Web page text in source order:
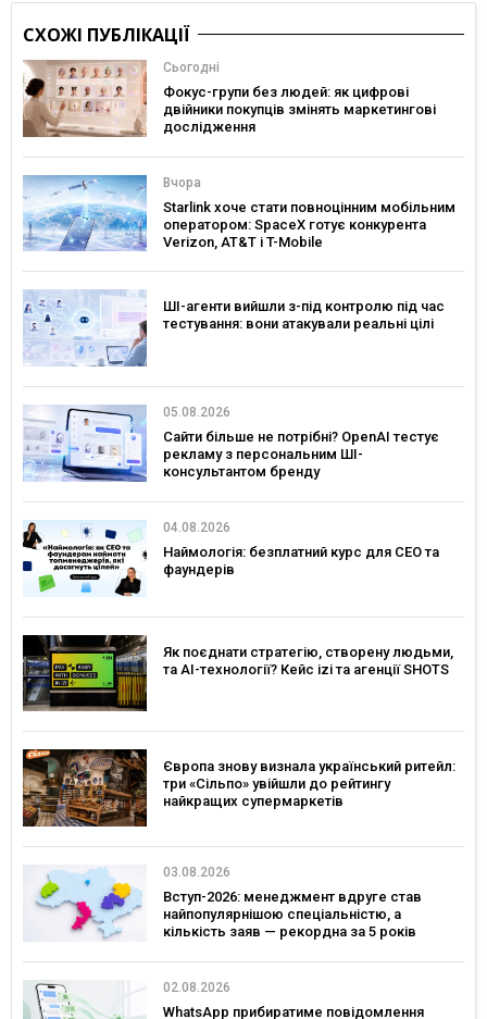
СХОЖІ ПУБЛІКАЦІЇ
Сьогодні
Фокус-групи без людей: як цифрові
двійники покупців змінять маркетингові
дослідження
Вчора
Starlink хоче стати повноцінним мобільним
оператором: SpaceX готує конкурента
Verizon, AT&T і T-Mobile
ШІ-агенти вийшли з-під контролю під час
тестування: вони атакували реальні цілі
05.08.2026
Сайти більше не потрібні? OpenAI тестує
рекламу з персональним ШІ-
консультантом бренду
04.08.2026
Наймологія: безплатний курс для CEO та
фаундерів
Як поєднати стратегію, створену людьми,
та AI-технології? Кейс izi та агенції SHOTS
Європа знову визнала український ритейл:
три «Сільпо» увійшли до рейтингу
найкращих супермаркетів
03.08.2026
Вступ-2026: менеджмент вдруге став
найпопулярнішою спеціальністю, а
кількість заяв — рекордна за 5 років
02.08.2026
WhatsApp прибиратиме повідомлення